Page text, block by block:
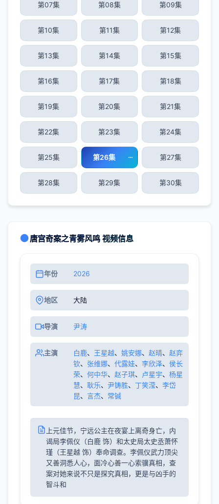
第07集 第08集 第09集
第10集 第11集 第12集
第13集 第14集 第15集
第16集 第17集 第18集
第19集 第20集 第21集
第22集 第23集 第24集
第25集 第26集 第27集
第28集 第29集 第30集
唐宫奇案之青雾风鸣 视频信息
年份 2026
地区 大陆
导演 尹涛
主演 白鹿、 王星越、 姚安娜、 赵晴、 赵弈
钦、 张维娜、 代露娃、 李欣泽、 侯长
荣、 何中华、 赵子琪、 卢星宇、 杨星
慧、 耿乐、 尹铸胜、 丁笑滢、 李岱
昆、 言杰、 常铖
上元佳节，宁远公主在夜宴上离奇身亡，内
谒局李佩仪（白鹿 饰）和太史局太史丞萧怀
瑾（王星越 饰）奉命调查。李佩仪武力顶尖
又善洞悉人心，面冷心善一心索骥真相，查
案对她来说不只是探究真相，更是与凶手的
智斗和